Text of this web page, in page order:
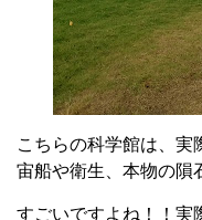
こちらの科学館は、実
宙船や衛生、本物の隕
すごいですよね！！実